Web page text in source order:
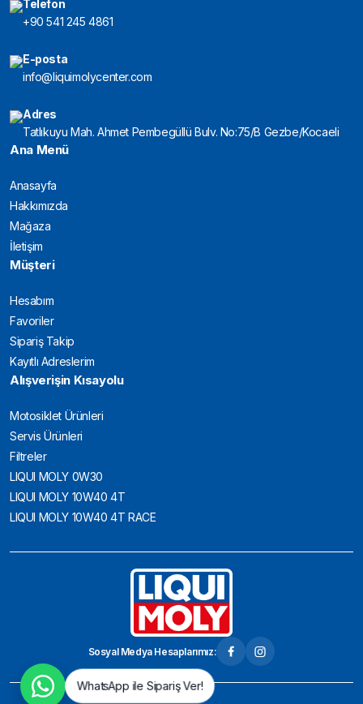
Telefon
+90 541 245 4861
E-posta
info@liquimolycenter.com
Adres
Tatlıkuyu Mah. Ahmet Pembegüllü Bulv. No:75/B Gezbe/Kocaeli
Ana Menü
Anasayfa
Hakkımızda
Mağaza
İletişim
Müşteri
Hesabım
Favoriler
Sipariş Takip
Kayıtlı Adreslerim
Alışverişin Kısayolu
Motosiklet Ürünleri
Servis Ürünleri
Filtreler
LIQUI MOLY 0W30
LIQUI MOLY 10W40 4T
LIQUI MOLY 10W40 4T RACE
Sosyal Medya Hesaplarımız:
WhatsApp ile Sipariş Ver!